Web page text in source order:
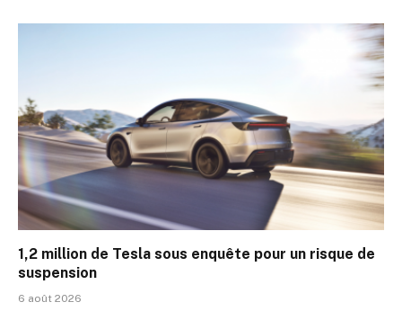
1,2 million de Tesla sous enquête pour un risque de
suspension
6 août 2026